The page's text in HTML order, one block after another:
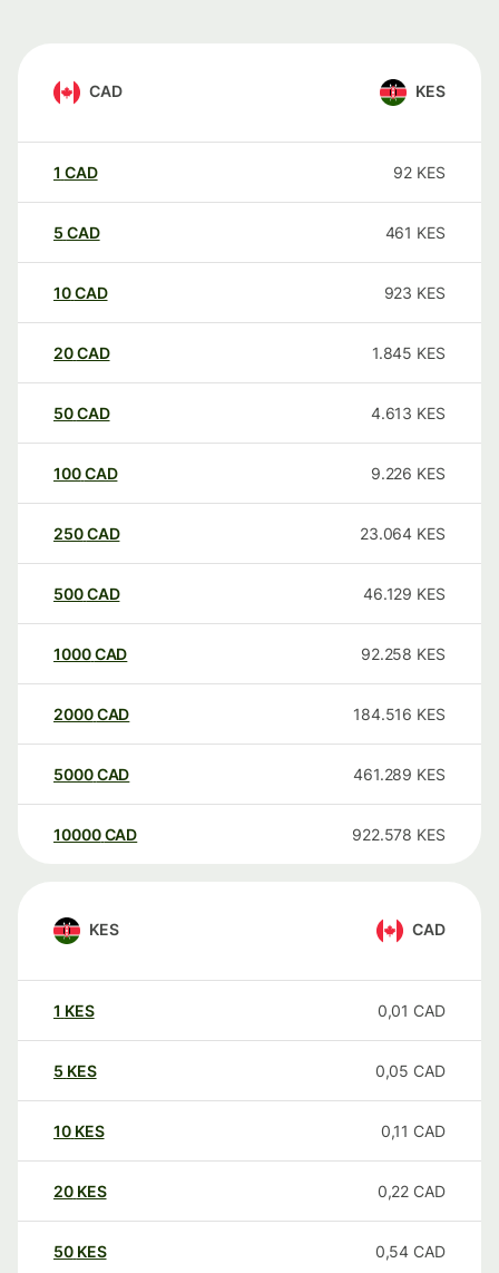
CAD KES
1 CAD 92 KES
5 CAD 461 KES
10CAD 923 KES
20CAD 1.845 KES
50CAD 4.613 KES
100CAD 9.226 KES
250CAD 23.064 KES
500CAD 46.129 KES
1000CAD 92.258 KES
2000CAD 184.516 KES
5000CAD 461.289 KES
10000 CAD 922.578 KES
KES CAD
1 KES 0,01 CAD
5 KES 0,05 CAD
10 KES 0,11 CAD
20 KES 0,22 CAD
50 KES 0,54 CAD